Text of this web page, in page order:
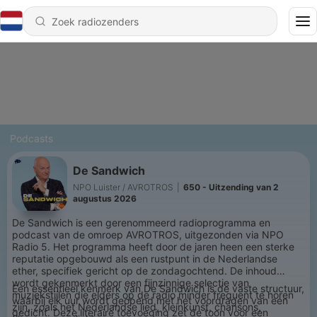
Podcasts
De Sandwich
NPO Luister / AVROTROS
650 - Uitzending van 2
augustus 2026
De Sandwich is een gerenommeerd radioprogramma en
podcast van de omroep AVROTROS, uitgezonden via NPO
Radio 5. Het programma heeft door de jaren heen een sterke
reputatie opgebouwd als een rustpunt in de Nederlandse
ether, specifiek gericht op de zondagochtend. De inhoud
wordt gekenmerkt door een fijnzinnige selectie van
muziekstijlen die elders op de radio minder frequent te horen
zijn, zoals het Nederlandse lied, kleinkunst, chansons,
Een essentieel kenmerk van De Sandwich is de vaste structuur,
waarbij elk uur wordt geopend met het voordragen van een
gedicht. Deze literaire toevoeging zet de toon voor een